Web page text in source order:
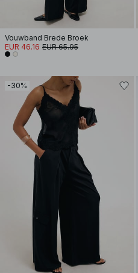
Vouwband Brede Broek
EUR 46.16 EUR 65.95
-30%